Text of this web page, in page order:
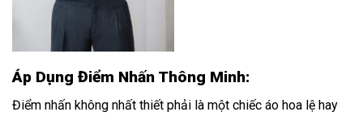
Áp Dụng Điểm Nhấn Thông Minh:
Điểm nhấn không nhất thiết phải là một chiếc áo hoa lệ hay